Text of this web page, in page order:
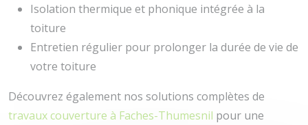
Isolation thermique et phonique intégrée à la
toiture
Entretien régulier pour prolonger la durée de vie de
votre toiture
Découvrez également nos solutions complètes de
travaux couverture à Faches-Thumesnil pour une